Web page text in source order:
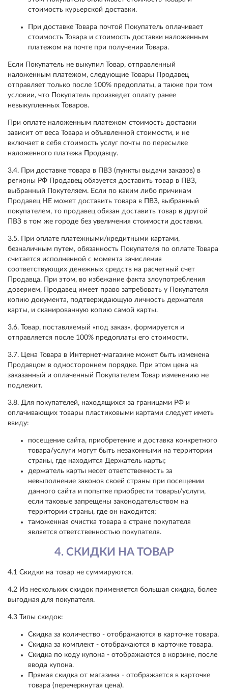
стоимость курьерской доставки.
При доставке Товара почтой Покупатель оплачивает
стоимость Товара и стоимость доставки наложенным
платежом на почте при получении Товара.
Если Покупатель не выкупил Товар, отправленный
наложенным платежом, следующие Товары Продавец
отправляет только после 100% предоплаты, а также при том
условии, что Покупатель произведет оплату ранее
невыкупленных Товаров.
При оплате наложенным платежом стоимость доставки
зависит от веса Товара и объявленной стоимости, и не
включает в себя стоимость услуг почты по пересылке
наложенного платежа Продавцу.
3.4. При доставке товара в ПВЗ (пункты выдачи заказов) в
регионы РФ Продавец обязуется доставить товар в ПВЗ,
выбранный Покутеляем. Если по каким либо причинам
Продавец НЕ может доставить товара в ПВЗ, выбранный
покупателем, то продавец обязан доставить товар в другой
ПВЗ в том же городе без увеличения стоимости доставки.
3.5. При оплате платежными/кредитными картами,
безналичным путем, обязанность Покупателя по оплате Товара
считается исполненной с момента зачисления
соответствующих денежных средств на расчетный счет
Продавца. При этом, во избежание факта злоупотребления
доверием, Продавец имеет право затребовать у Покупателя
копию документа, подтверждающую личность держателя
карты, и сканированную копию самой карты.
3.6. Товар, поставляемый «под заказ», формируется и
отправляется после 100% предоплаты его стоимости.
3.7. Цена Товара в Интернет-магазине может быть изменена
Продавцом в одностороннем порядке. При этом цена на
заказанный и оплаченный Покупателем Товар изменению не
подлежит.
3.8. Для покупателей, находящихся за границами РФ и
оплачивающих товары пластиковыми картами следует иметь
ввиду:
посещение сайта, приобретение и доставка конкретного
товара/услуги могут быть незаконными на территории
страны, где находится Держатель карты;
держатель карты несет ответственность за
невыполнение законов своей страны при посещении
данного сайта и попытке приобрести товары/услуги,
если таковые запрещены законодательством на
территории страны, где он находится;
таможенная очистка товара в стране покупателя
является ответственностью покупателя.
4. СКИДКИ НА ТОВАР
4.1 Скидки на товар не суммируются.
4.2 Из нескольких скидок применяется большая скидка, более
выгодная для покупателя.
4.3 Типы скидок:
Скидка за количество - отображаются в карточке товара.
Скидка за комплект - отображаются в карточке товара.
Скидка по коду купона - отображаются в корзине, после
ввода купона.
Прямая скидка от магазина - отображается в карточке
товара (перечеркнутая цена).